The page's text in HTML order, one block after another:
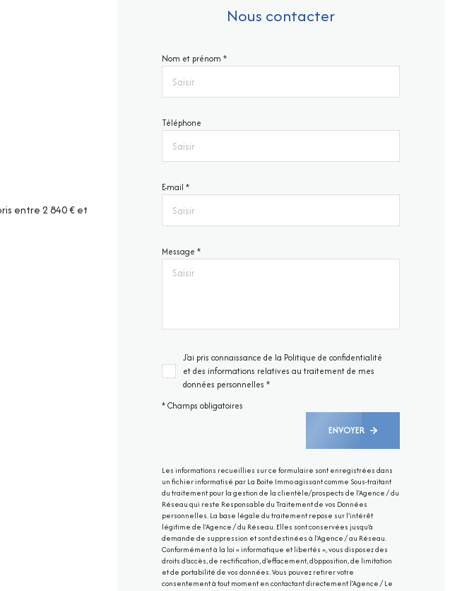
entre 2 840 € et
Nous contacter
Nom et prénom *
Téléphone
E-mail *
Message *
J'ai pris connaissance de la Politique de confidentialité
et des informations relatives au traitement de mes
données personnelles *
* Champs obligatoires
ENVOYER
Les informations recueillies sur ce formulaire sont enregistrées dans
un fichier informatisé par La Boite Immo agissant comme Sous-traitant
du traitement pour la gestion de la clientèle/prospects de l'Agence / du
Réseau qui reste Responsable du Traitement de vos Données
personnelles. La base légale du traitement repose sur l'intérêt
légitime de l'Agence / du Réseau. Elles sont conservées jusqu'à
demande de suppression et sont destinées à l'Agence / au Réseau.
Conformément à la loi « informatique et libertés », vous disposez des
droits d’accès, de rectification, d’effacement, d’opposition, de limitation
et de portabilité de vos données. Vous pouvez retirer votre
consentement à tout moment en contactant directement l’Agence / Le